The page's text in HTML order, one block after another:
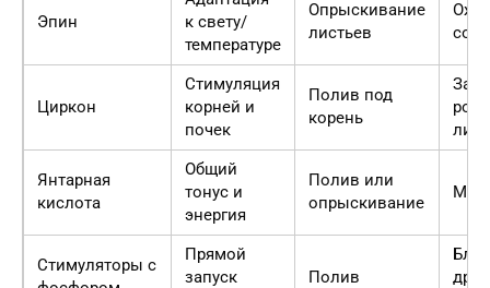
Эпин
к свету/
температуре
Опрыскивание
листьев
Циркон
Стимуляция
корней и
почек
Полив под
корень
Янтарная
кислота
Общий
тонус и
энергия
Полив или
опрыскивание
Стимуляторы с
Прямой
запуск
Полив